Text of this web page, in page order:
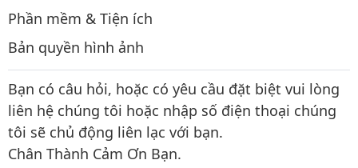
Phần mềm & Tiện ích
Bản quyền hình ảnh
Bạn có câu hỏi, hoặc có yêu cầu đặt biệt vui lòng
liên hệ chúng tôi hoặc nhập số điện thoại chúng
tôi sẽ chủ động liên lạc với bạn.
Chân Thành Cảm Ơn Bạn.